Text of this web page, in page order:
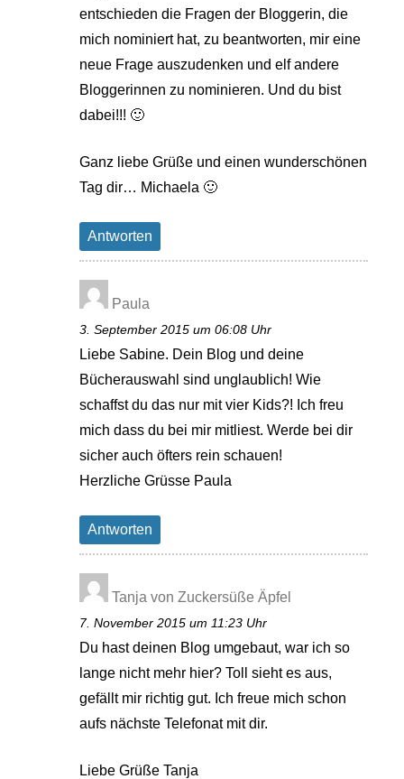
entschieden die Fragen der Bloggerin, die
mich nominiert hat, zu beantworten, mir eine
neue Frage auszudenken und elf andere
Bloggerinnen zu nominieren. Und du bist
dabei!!! 🙂
Ganz liebe Grüße und einen wunderschönen
Tag dir… Michaela 🙂
Antworten
Paula
3. September 2015 um 06:08 Uhr
Liebe Sabine. Dein Blog und deine
Bücherauswahl sind unglaublich! Wie
schaffst du das nur mit vier Kids?! Ich freu
mich dass du bei mir mitliest. Werde bei dir
sicher auch öfters rein schauen!
Herzliche Grüsse Paula
Antworten
Tanja von Zuckersüße Äpfel
7. November 2015 um 11:23 Uhr
Du hast deinen Blog umgebaut, war ich so
lange nicht mehr hier? Toll sieht es aus,
gefällt mir richtig gut. Ich freue mich schon
aufs nächste Telefonat mit dir.
Liebe Grüße Tanja